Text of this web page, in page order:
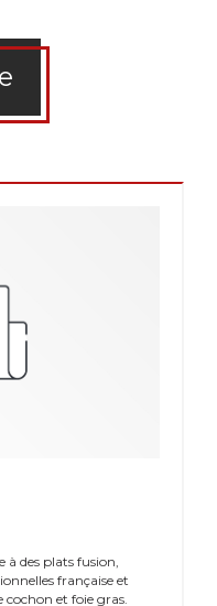
à des plats fusion,
française et
cochon et foie gras.